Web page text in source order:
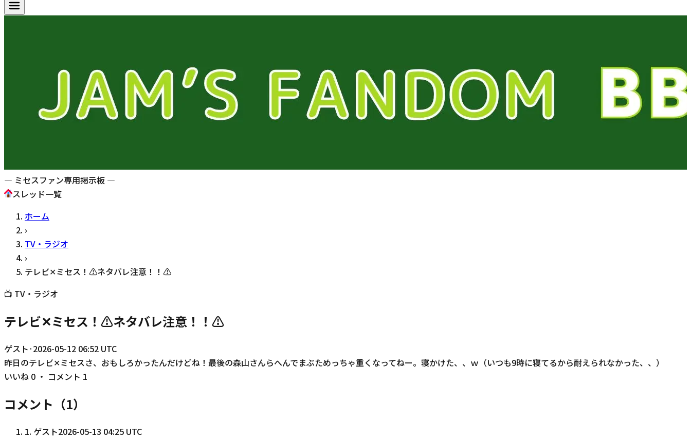
— ミセスファン専用掲示板 —
スレッド一覧
ホーム
›
TV・ラジオ
›
テレビ✕ミセス！⚠ネタバレ注意！！⚠
📺 TV・ラジオ
テレビ✕ミセス！⚠ネタバレ注意！！⚠
ゲスト ·2026-05-12 06:52 UTC
昨日のテレビ✕ミセスさ、おもしろかったんだけどね！最後の森山さんらへんでまぶためっちゃ重くなってねー。寝かけた、、ｗ（いつも9時に寝てるから耐えられなかった、、）
いいね 0 ・ コメント 1
コメント（1）
1. ゲスト2026-05-13 04:25 UTC